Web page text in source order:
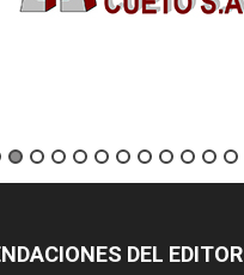
DEL EDITOR